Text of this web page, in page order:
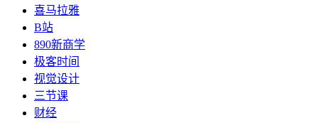
喜马拉雅
B站
890新商学
极客时间
视觉设计
三节课
财经